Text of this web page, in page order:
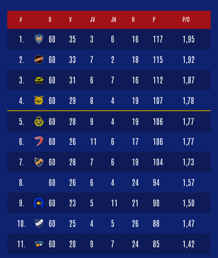
# O V JV JH H P P/O
1. 60 35 3 6 16 117 1,95
2. 60 33 7 2 18 115 1,92
3. 60 31 6 7 16 112 1,87
4. 60 29 8 4 19 107 1,78
5. 60 28 9 4 19 106 1,77
6. 60 26 11 6 17 106 1,77
7. 60 28 7 6 19 104 1,73
8. 60 26 6 4 24 94 1,57
9. 60 23 5 11 21 90 1,50
10. 60 25 4 5 26 88 1,47
11. 60 20 9 7 24 85 1,42